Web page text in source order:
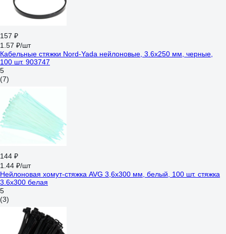
157 ₽
1.57 ₽/шт
Кабельные стяжки Nord-Yada нейлоновые, 3.6х250 мм, черные,
100 шт. 903747
5
(7)
144 ₽
1.44 ₽/шт
Нейлоновая хомут-стяжка AVG 3,6x300 мм, белый, 100 шт. стяжка
3.6x300 белая
5
(3)